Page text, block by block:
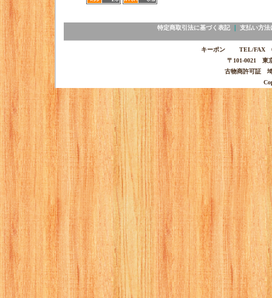
特定商取引法に基づく表記｜ 支払い方法
キーポン TEL/FAX
〒101-0021 東
古物商許可証